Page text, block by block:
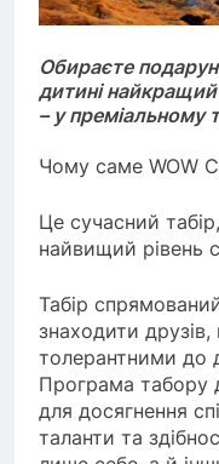
Обираєте
дитині
– у преміальному
Чому саме WOW
Це сучасний
найвищий рівень
Табір
знаходити друзів,
толерантними до
Програма табору
для досягнення
таланти та